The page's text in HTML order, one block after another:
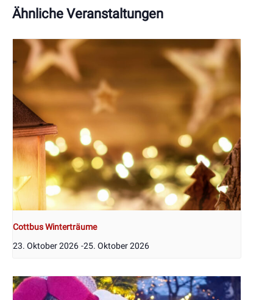
Ähnliche Veranstaltungen
Cottbus Winterträume
23. Oktober 2026 -25. Oktober 2026